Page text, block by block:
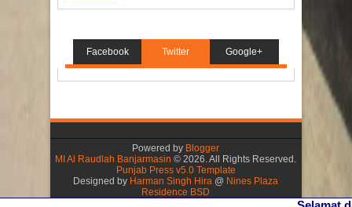
Facebook Twitter Google+
Powered by Blogger
MI Al Raudlah Banjarmasin ©2026. All Rights Reserved.
Punjab Press v5.0 Template
Designed by Harman Singh Hira @ Nines Plaza
Residence BSD